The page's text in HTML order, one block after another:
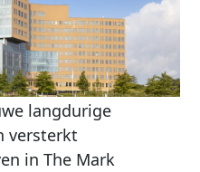
langdurige
versterkt
in The Mark